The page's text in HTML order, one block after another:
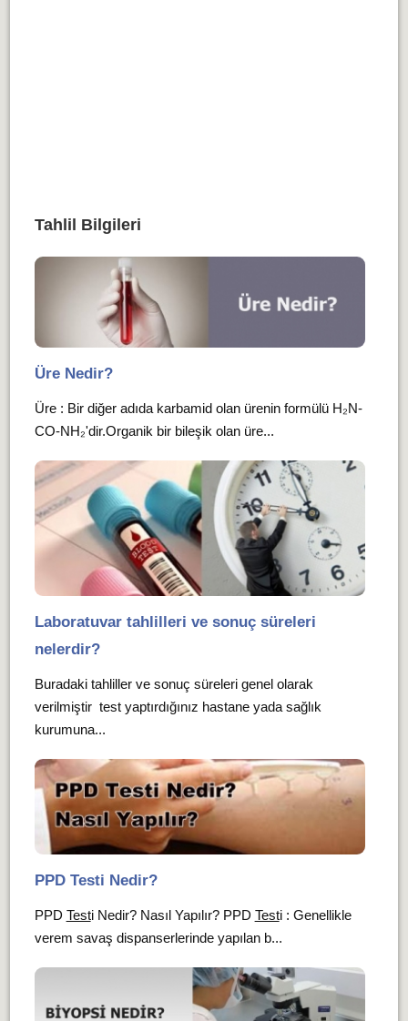
Tahlil Bilgileri
Üre Nedir?
Üre : Bir diğer adıda karbamid olan ürenin formülü H₂N-
CO-NH₂'dir.Organik bir bileşik olan üre...
Laboratuvar tahlilleri ve sonuç süreleri
nelerdir?
Buradaki tahliller ve sonuç süreleri genel olarak
verilmiştir test yaptırdığınız hastane yada sağlık
kurumuna...
PPD Testi Nedir?
PPD Testi Nedir? Nasıl Yapılır? PPD Testi : Genellikle
verem savaş dispanserlerinde yapılan b...